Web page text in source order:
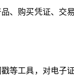
、购买凭证、交
等工具，对电子